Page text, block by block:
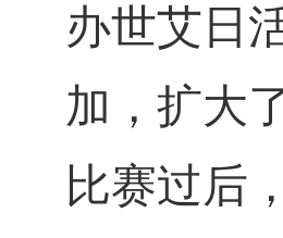
办世艾日
加，扩大
比赛过后